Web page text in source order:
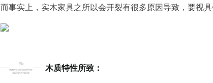
而事实上，实木家具之所以会开裂有很多原因导致，要视具
1 木质特性所致 ：